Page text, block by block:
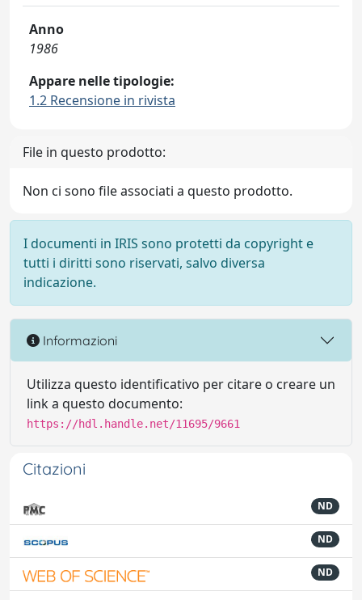
Anno
1986
Appare nelle tipologie:
1.2 Recensione in rivista
File in questo prodotto:
Non ci sono file associati a questo prodotto.
I documenti in IRIS sono protetti da copyright e
tutti i diritti sono riservati, salvo diversa
indicazione.
Informazioni
Utilizza questo identificativo per citare o creare un
link a questo documento:
https://hdl.handle.net/11695/9661
Citazioni
ND
ND
ND